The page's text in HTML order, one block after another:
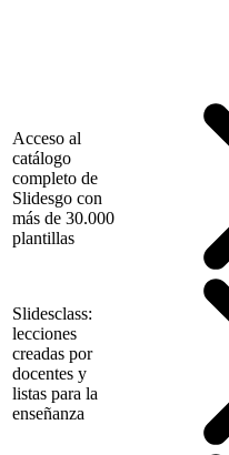
Acceso al
catálogo
completo de
Slidesgo con
más de 30.000
plantillas
Slidesclass:
lecciones
creadas por
docentes y
listas para la
enseñanza